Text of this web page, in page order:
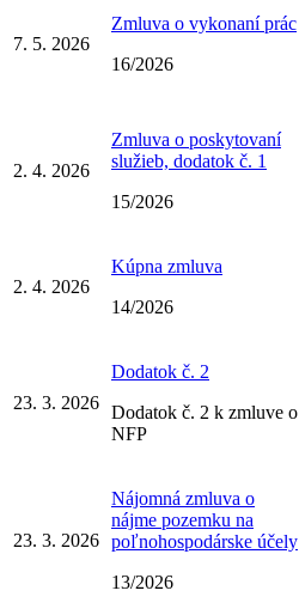
7. 5. 2026
Zmluva o vykonaní prác
16/2026
2. 4. 2026
Zmluva o poskytovaní
služieb, dodatok č. 1
15/2026
2. 4. 2026
Kúpna zmluva
14/2026
23. 3. 2026
Dodatok č. 2
Dodatok č. 2 k zmluve o
NFP
23. 3. 2026
Nájomná zmluva o
nájme pozemku na
poľnohospodárske účely
13/2026